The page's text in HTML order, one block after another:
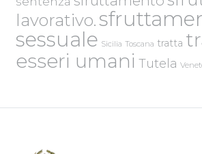
lavorativo.
sessuale Sicilia Toscana tratta
esseri umani Tutela